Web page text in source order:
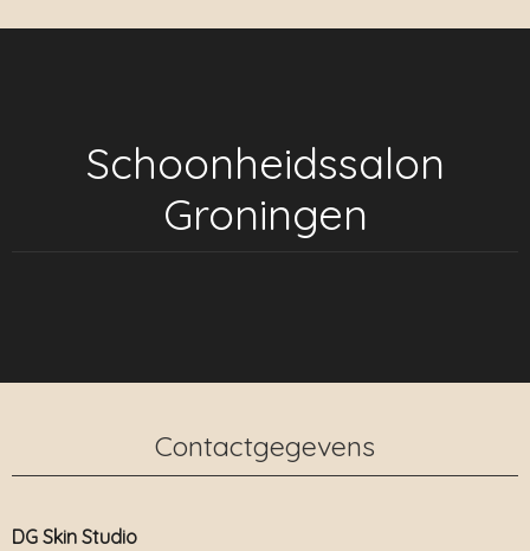
Schoonheidssalon
Groningen
Contactgegevens​
DG Skin Studio